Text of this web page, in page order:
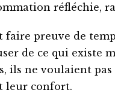
réfléchie,
faire preuve de
de ce qui existe
ils ne voulaient
leur confort.